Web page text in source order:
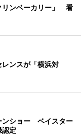
リンベーカリー」 看
ンスが「横浜対
ンショー ベイスター
認定